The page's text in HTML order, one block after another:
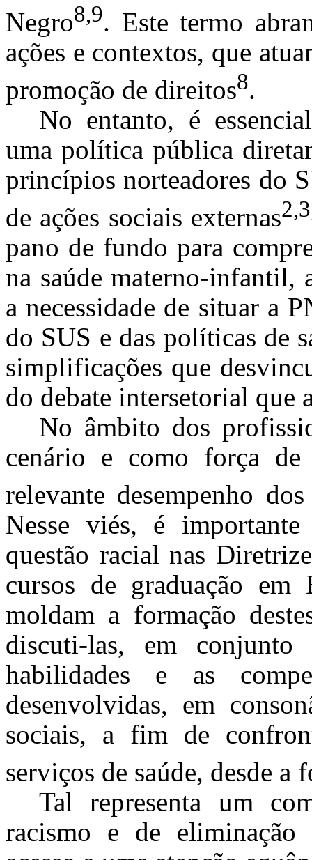
Negro8,9. Este termo
ações e contextos, que
promoção de direitos8.
No entanto, é
uma política pública
princípios norteadores do
de ações sociais externas
pano de fundo para
na saúde materno-infantil,
a necessidade de situar a
do SUS e das políticas de
simplificações que
do debate intersetorial que
No âmbito dos
cenário e como força de
relevante desempenho
Nesse viés, é
questão racial nas
cursos de graduação em
moldam a formação
discuti-las, em
habilidades e as
desenvolvidas, em
sociais, a fim de
serviços de saúde, desde a
Tal representa um
racismo e de